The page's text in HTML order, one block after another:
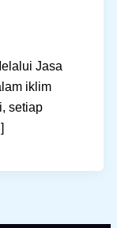
Jasa
iklim
setiap